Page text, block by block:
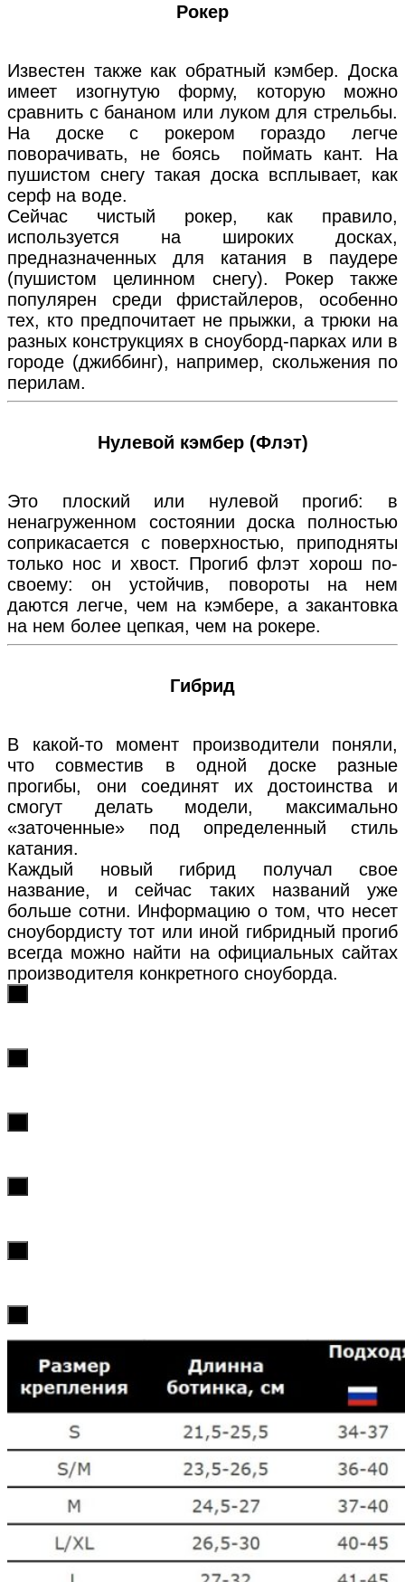
Рокер
Известен также как обратный кэмбер. Доска
имеет изогнутую форму, которую можно
сравнить с бананом или луком для стрельбы.
На доске с рокером гораздо легче
поворачивать, не боясь поймать кант. На
пушистом снегу такая доска всплывает, как
серф на воде.
Сейчас чистый рокер, как правило,
используется на широких досках,
предназначенных для катания в паудере
(пушистом целинном снегу). Рокер также
популярен среди фристайлеров, особенно
тех, кто предпочитает не прыжки, а трюки на
разных конструкциях в сноуборд-парках или в
городе (джиббинг), например, скольжения по
перилам.
Нулевой кэмбер (Флэт)
Это плоский или нулевой прогиб: в
ненагруженном состоянии доска полностью
соприкасается с поверхностью, приподняты
только нос и хвост. Прогиб флэт хорош по-
своему: он устойчив, повороты на нем
даются легче, чем на кэмбере, а закантовка
на нем более цепкая, чем на рокере.
Гибрид
В какой-то момент производители поняли,
что совместив в одной доске разные
прогибы, они соединят их достоинства и
смогут делать модели, максимально
«заточенные» под определенный стиль
катания.
Каждый новый гибрид получал свое
название, и сейчас таких названий уже
больше сотни. Информацию о том, что несет
сноубордисту тот или иной гибридный прогиб
всегда можно найти на официальных сайтах
производителя конкретного сноуборда.